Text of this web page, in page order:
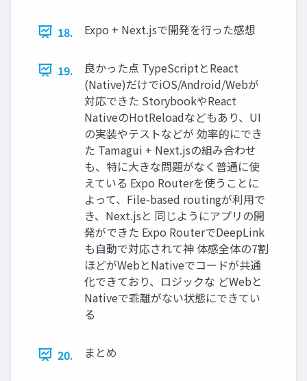
18. Expo + Next.jsで開発を行った感想
19.
良かった点 TypeScriptとReact
(Native)だけでiOS/Android/Webが
対応できた StorybookやReact
NativeのHotReloadなどもあり、UI
の実装やテストなどが 効率的にでき
た Tamagui + Next.jsの組み合わせ
も、特に大きな問題がなく普通に使
えている Expo Routerを使うことに
よって、File-based routingが利用で
き、Next.jsと 同じようにアプリの開
発ができた Expo RouterでDeepLink
も自動で対応されて神 体感全体の7割
ほどがWebとNativeでコードが共通
化できており、ロジックな どWebと
Nativeで乖離がない状態にできてい
る
20. まとめ